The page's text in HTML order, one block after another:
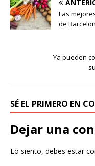
Las
de
Ya pueden
SÉ EL PRIMERO EN
Dejar una
Lo siento, debes estar